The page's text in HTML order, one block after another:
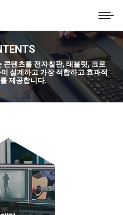
콘텐츠를 전자칠판, 태블릿, 크로
설계하고 가장 적합하고 효과적
제공합니다.
here: